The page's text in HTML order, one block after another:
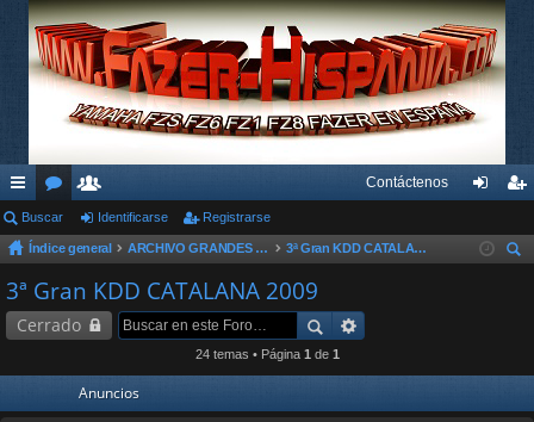
nl
ac
es
rá
or
os
su
ari
os
Contáctenos
nti ist
Buscar Identificarse Registrarse
Índice general ARCHIVO GRANDES KDD´s Y OTROS EVENTOS
3ª Gran KDD CATALANA 2009
3ª Gran KDD CATALANA 2009
Cerrado
24 temas • Página 1 de 1
Anuncios